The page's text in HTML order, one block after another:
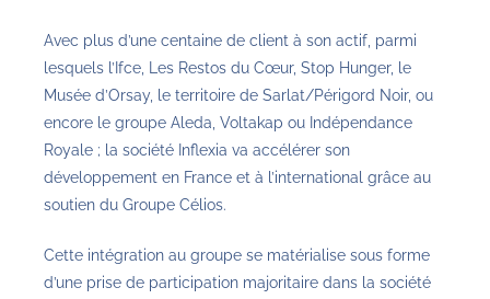
Avec plus d’une centaine de client à son actif, parmi
lesquels l’Ifce, Les Restos du Cœur, Stop Hunger, le
Musée d’Orsay, le territoire de Sarlat/Périgord Noir, ou
encore le groupe Aleda, Voltakap ou Indépendance
Royale ; la société Inflexia va accélérer son
développement en France et à l’international grâce au
soutien du Groupe Célios.
Cette intégration au groupe se matérialise sous forme
d’une prise de participation majoritaire dans la société